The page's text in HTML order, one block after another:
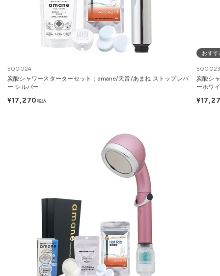
500024
炭酸シャワースターターセット：amane/天音/あまね ストップレバ
ー シルバー
¥17,270税込
おすす
炭酸シ
ーホワ